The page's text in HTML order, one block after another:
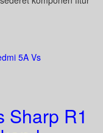
5A Vs
Sharp R1